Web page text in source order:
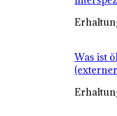
Was ist